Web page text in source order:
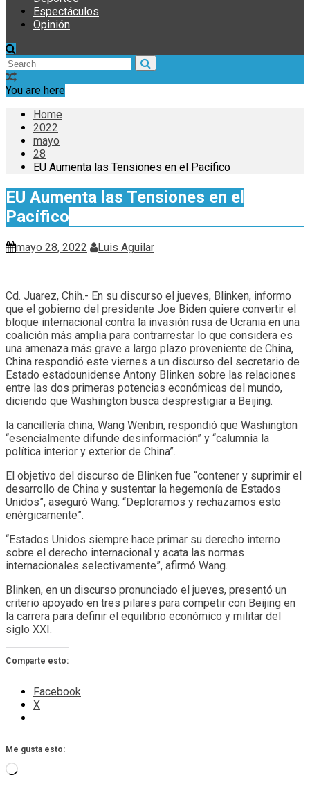
Espectáculos
Opinión
You are here
Home
2022
mayo
28
EU Aumenta las Tensiones en el Pacífico
EU Aumenta las Tensiones en el
Pacífico
mayo 28, 2022 Luis Aguilar
Cd. Juarez, Chih.- En su discurso el jueves, Blinken, informo
que el gobierno del presidente Joe Biden quiere convertir el
bloque internacional contra la invasión rusa de Ucrania en una
coalición más amplia para contrarrestar lo que considera es
una amenaza más grave a largo plazo proveniente de China,
China respondió este viernes a un discurso del secretario de
Estado estadounidense Antony Blinken sobre las relaciones
entre las dos primeras potencias económicas del mundo,
diciendo que Washington busca desprestigiar a Beijing.
la cancillería china, Wang Wenbin, respondió que Washington
“esencialmente difunde desinformación” y “calumnia la
política interior y exterior de China”.
El objetivo del discurso de Blinken fue “contener y suprimir el
desarrollo de China y sustentar la hegemonía de Estados
Unidos”, aseguró Wang. “Deploramos y rechazamos esto
enérgicamente”.
“Estados Unidos siempre hace primar su derecho interno
sobre el derecho internacional y acata las normas
internacionales selectivamente”, afirmó Wang.
Blinken, en un discurso pronunciado el jueves, presentó un
criterio apoyado en tres pilares para competir con Beijing en
la carrera para definir el equilibrio económico y militar del
siglo XXI.
Comparte esto:
Facebook
X
Me gusta esto:
Cargando...